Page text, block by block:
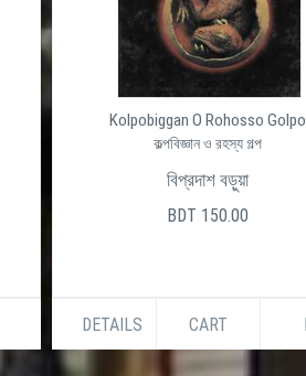
Kolpobiggan O Rohosso Golpo
কল্পবিজ্ঞান ও রহস্য গল্প
বিপ্রদাশ বড়ুয়া
BDT 150.00
DETAILS CART